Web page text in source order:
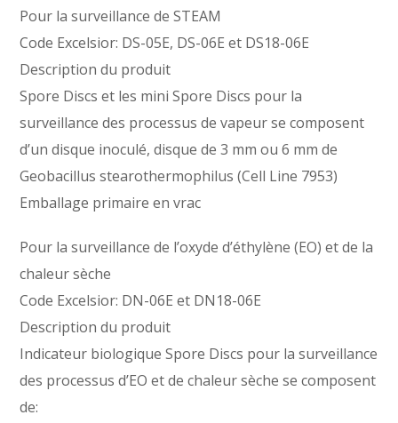
Pour la surveillance de STEAM
Code Excelsior: DS-05E, DS-06E et DS18-06E
Description du produit
Spore Discs et les mini Spore Discs pour la
surveillance des processus de vapeur se composent
d’un disque inoculé, disque de 3 mm ou 6 mm de
Geobacillus stearothermophilus (Cell Line 7953)
Emballage primaire en vrac
Pour la surveillance de l’oxyde d’éthylène (EO) et de la
chaleur sèche
Code Excelsior: DN-06E et DN18-06E
Description du produit
Indicateur biologique Spore Discs pour la surveillance
des processus d’EO et de chaleur sèche se composent
de: